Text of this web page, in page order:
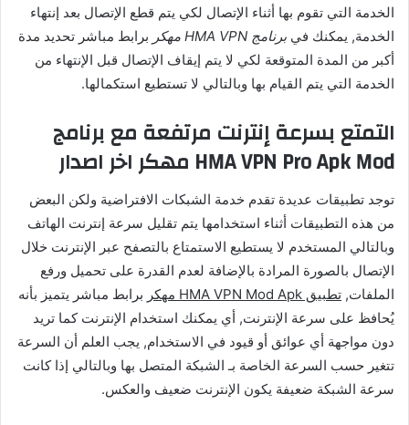
الخدمة التي تقوم بها أثناء الإتصال لكي يتم قطع الإتصال بعد إنتهاء
الخدمة, يمكنك في برنامج HMA VPN مهكر
برابط مباشر تحديد مدة
أكبر من المدة المتوقعة لكي لا يتم إيقاف الإتصال قبل الإنتهاء من
الخدمة التي يتم القيام بها وبالتالي لا تستطيع استكمالها.
التمتع بسرعة إنترنت مرتفعة مع برنامج
HMA VPN Pro Apk Mod مهكر اخر اصدار
توجد تطبيقات عديدة تقدم خدمة الشبكات الافتراضية ولكن البعض
من هذه التطبيقات أثناء استخدامها يتم تقليل سرعة إنترنت الهاتف
وبالتالي المستخدم لا يستطيع الاستمتاع بالتصفح عبر الإنترنت خلال
الإتصال بالصورة المرادة بالإضافة لعدم القدرة على تحميل ورفع
الملفات, تطبيق HMA VPN Mod Apk مهكر
برابط مباشر يتميز بأنه
يُحافظ على سرعة الإنترنت, أي يمكنك استخدام الإنترنت كما تريد
دون مواجهة أي عوائق أو قيود في الاستخدام, يجب العلم أن السرعة
تتغير حسب السرعة الخاصة بـ الشبكة المتصل بها وبالتالي إذا كانت
سرعة الشبكة ضعيفة يكون الإنترنت ضعيف والعكس.